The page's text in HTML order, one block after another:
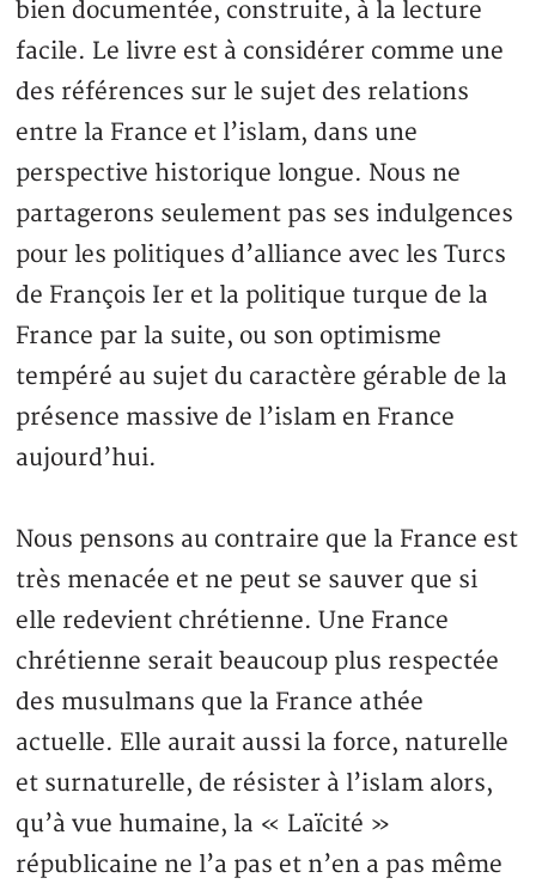
bien documentée, construite, à la lecture
facile. Le livre est à considérer comme une
des références sur le sujet des relations
entre la France et l’islam, dans une
perspective historique longue. Nous ne
partagerons seulement pas ses indulgences
pour les politiques d’alliance avec les Turcs
de François Ier et la politique turque de la
France par la suite, ou son optimisme
tempéré au sujet du caractère gérable de la
présence massive de l’islam en France
aujourd’hui.
Nous pensons au contraire que la France est
très menacée et ne peut se sauver que si
elle redevient chrétienne. Une France
chrétienne serait beaucoup plus respectée
des musulmans que la France athée
actuelle. Elle aurait aussi la force, naturelle
et surnaturelle, de résister à l’islam alors,
qu’à vue humaine, la « Laïcité »
républicaine ne l’a pas et n’en a pas même